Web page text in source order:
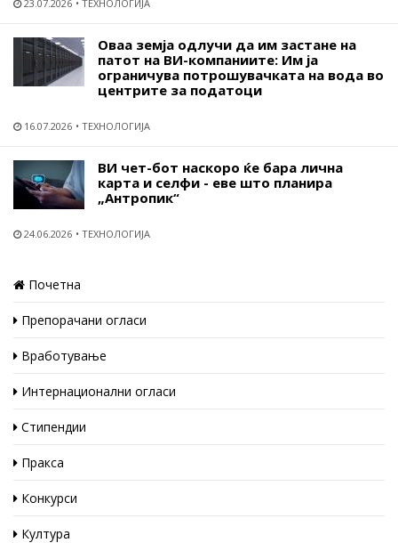
23.07.2026 ТЕХНОЛОГИЈА
Оваа земја одлучи да им застане на
патот на ВИ-компаниите: Им ја
ограничува потрошувачката на вода во
центрите за податоци
16.07.2026 ТЕХНОЛОГИЈА
ВИ чет-бот наскоро ќе бара лична
карта и селфи - еве што планира
„Антропик“
24.06.2026 ТЕХНОЛОГИЈА
Почетна
Препорачани огласи
Вработување
Интернационални огласи
Стипендии
Пракса
Конкурси
Култура